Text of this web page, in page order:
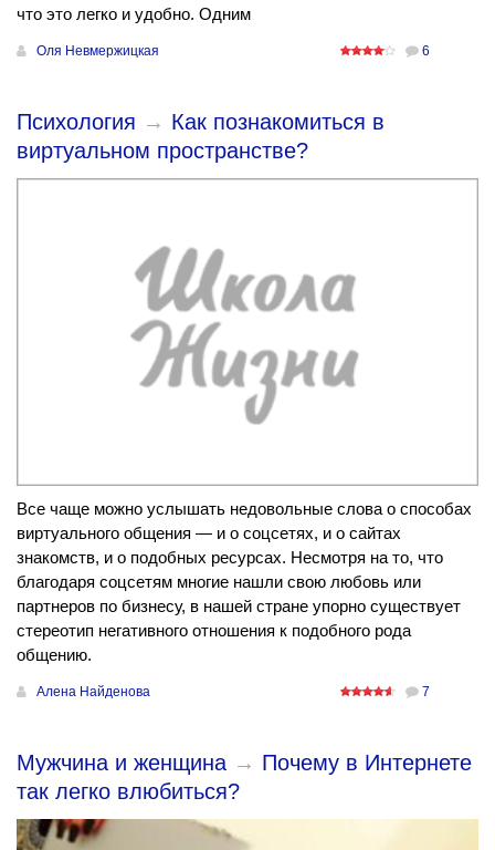
что это легко и удобно. Одним
Оля Невмержицкая 6
Психология → Как познакомиться в
виртуальном пространстве?
Все чаще можно услышать недовольные слова о способах
виртуального общения — и о соцсетях, и о сайтах
знакомств, и о подобных ресурсах. Несмотря на то, что
благодаря соцсетям многие нашли свою любовь или
партнеров по бизнесу, в нашей стране упорно существует
стереотип негативного отношения к подобного рода
общению.
Алена Найденова 7
Мужчина и женщина → Почему в Интернете
так легко влюбиться?